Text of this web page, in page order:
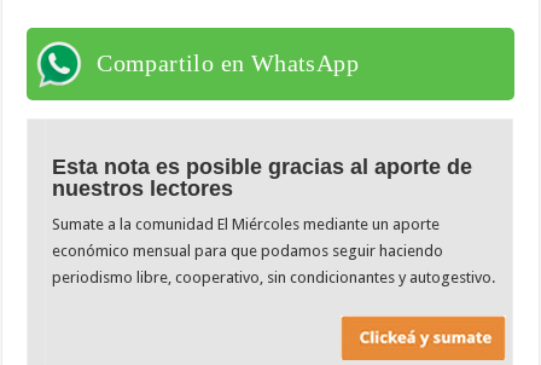
Compartilo en WhatsApp
Esta nota es posible gracias al aporte de
nuestros lectores
Sumate a la comunidad El Miércoles mediante un aporte
económico mensual para que podamos seguir haciendo
periodismo libre, cooperativo, sin condicionantes y autogestivo.